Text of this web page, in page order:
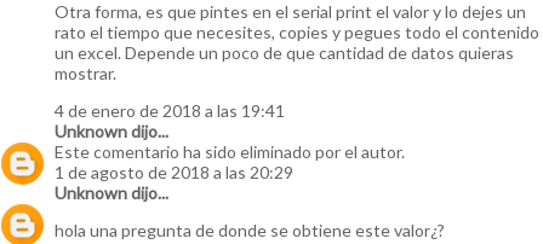
Otra forma, es que pintes en el serial print el valor y lo dejes un
rato el tiempo que necesites, copies y pegues todo el contenido
un excel. Depende un poco de que cantidad de datos quieras
mostrar.
4 de enero de 2018 a las 19:41
Unknowndijo...
Este comentario ha sido eliminado por el autor.
1 de agosto de 2018 a las 20:29
Unknowndijo...
hola una pregunta de donde se obtiene este valor¿?